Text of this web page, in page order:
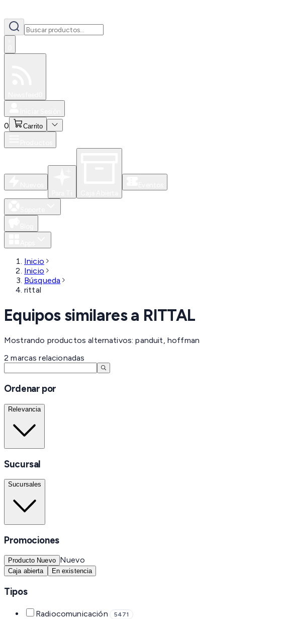
0 Carrito
Inicio
Inicio
Búsqueda
rittal
Equipos similares a RITTAL
Mostrando productos alternativos: panduit, hoffman
2 marcas relacionadas
Ordenar por
Relevancia
Sucursal
Sucursales
Promociones
Producto Nuevo Nuevo
Caja abierta En existencia
Tipos
Radiocomunicación 5471